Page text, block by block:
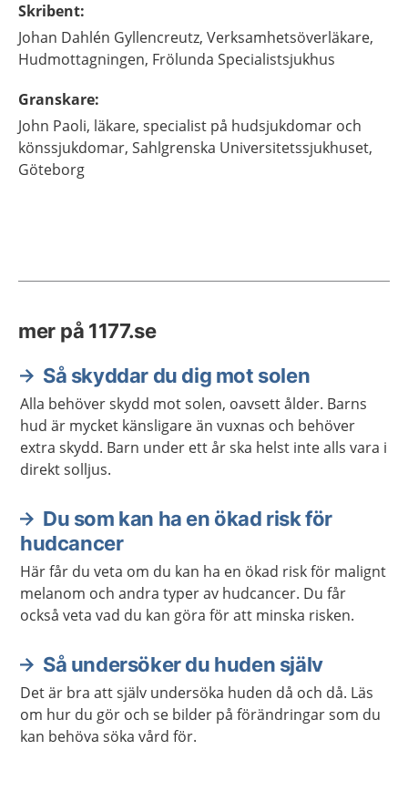
Skribent:
Johan Dahlén Gyllencreutz, Verksamhetsöverläkare,
Hudmottagningen, Frölunda Specialistsjukhus
Granskare:
John Paoli, läkare, specialist på hudsjukdomar och
könssjukdomar, Sahlgrenska Universitetssjukhuset,
Göteborg
mer på 1177.se
Så skyddar du dig mot solen
Alla behöver skydd mot solen, oavsett ålder. Barns
hud är mycket känsligare än vuxnas och behöver
extra skydd. Barn under ett år ska helst inte alls vara i
direkt solljus.
Du som kan ha en ökad risk för
hudcancer
Här får du veta om du kan ha en ökad risk för malignt
melanom och andra typer av hudcancer. Du får
också veta vad du kan göra för att minska risken.
Så undersöker du huden själv
Det är bra att själv undersöka huden då och då. Läs
om hur du gör och se bilder på förändringar som du
kan behöva söka vård för.